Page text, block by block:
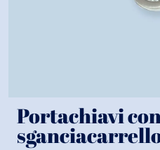
Portachiavi